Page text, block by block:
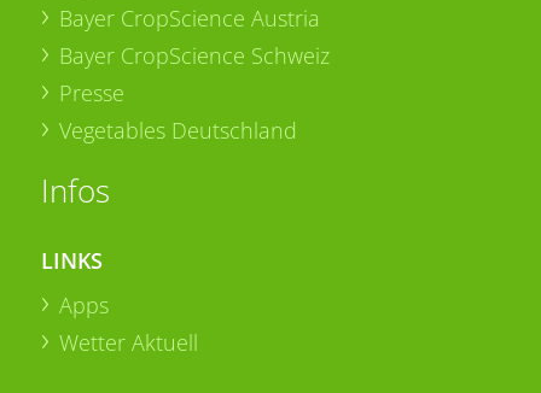
Bayer CropScience Austria
Bayer CropScience Schweiz
Presse
Vegetables Deutschland
Infos
LINKS
Apps
Wetter Aktuell